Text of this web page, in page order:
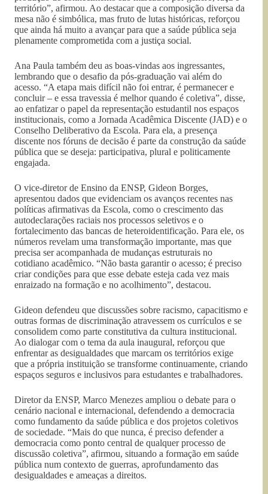
território”, afirmou. Ao destacar que a composição diversa da
mesa não é simbólica, mas fruto de lutas históricas, reforçou
que ainda há muito a avançar para que a saúde pública seja
plenamente comprometida com a justiça social.
Ana Paula também deu as boas-vindas aos ingressantes,
lembrando que o desafio da pós-graduação vai além do
acesso. “A etapa mais difícil não foi entrar, é permanecer e
concluir – e essa travessia é melhor quando é coletiva”, disse,
ao enfatizar o papel da representação estudantil nos espaços
institucionais, como a Jornada Acadêmica Discente (JAD) e o
Conselho Deliberativo da Escola. Para ela, a presença
discente nos fóruns de decisão é parte da construção da saúde
pública que se deseja: participativa, plural e politicamente
engajada.
O vice-diretor de Ensino da ENSP, Gideon Borges,
apresentou dados que evidenciam os avanços recentes nas
políticas afirmativas da Escola, como o crescimento das
autodeclarações raciais nos processos seletivos e o
fortalecimento das bancas de heteroidentificação. Para ele, os
números revelam uma transformação importante, mas que
precisa ser acompanhada de mudanças estruturais no
cotidiano acadêmico. “Não basta garantir o acesso; é preciso
criar condições para que esse debate esteja cada vez mais
enraizado na formação e no acolhimento”, destacou.
Gideon defendeu que discussões sobre racismo, capacitismo e
outras formas de discriminação atravessem os currículos e se
consolidem como parte constitutiva da cultura institucional.
Ao dialogar com o tema da aula inaugural, reforçou que
enfrentar as desigualdades que marcam os territórios exige
que a própria instituição se transforme continuamente, criando
espaços seguros e inclusivos para estudantes e trabalhadores.
Diretor da ENSP, Marco Menezes ampliou o debate para o
cenário nacional e internacional, defendendo a democracia
como fundamento da saúde pública e dos projetos coletivos
de sociedade. “Mais do que nunca, é preciso defender a
democracia como ponto central de qualquer processo de
discussão coletiva”, afirmou, situando a formação em saúde
pública num contexto de guerras, aprofundamento das
desigualdades e ameaças a direitos.